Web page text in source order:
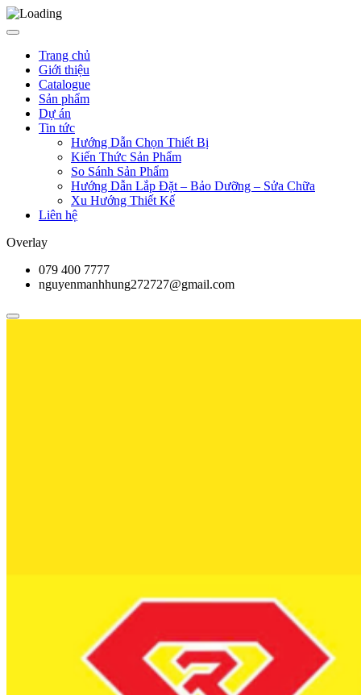
Trang chủ
Giới thiệu
Catalogue
Sản phẩm
Dự án
Tin tức
Hướng Dẫn Chọn Thiết Bị
Kiến Thức Sản Phẩm
So Sánh Sản Phẩm
Hướng Dẫn Lắp Đặt – Bảo Dưỡng – Sửa Chữa
Xu Hướng Thiết Kế
Liên hệ
Overlay
079 400 7777
nguyenmanhhung272727@gmail.com